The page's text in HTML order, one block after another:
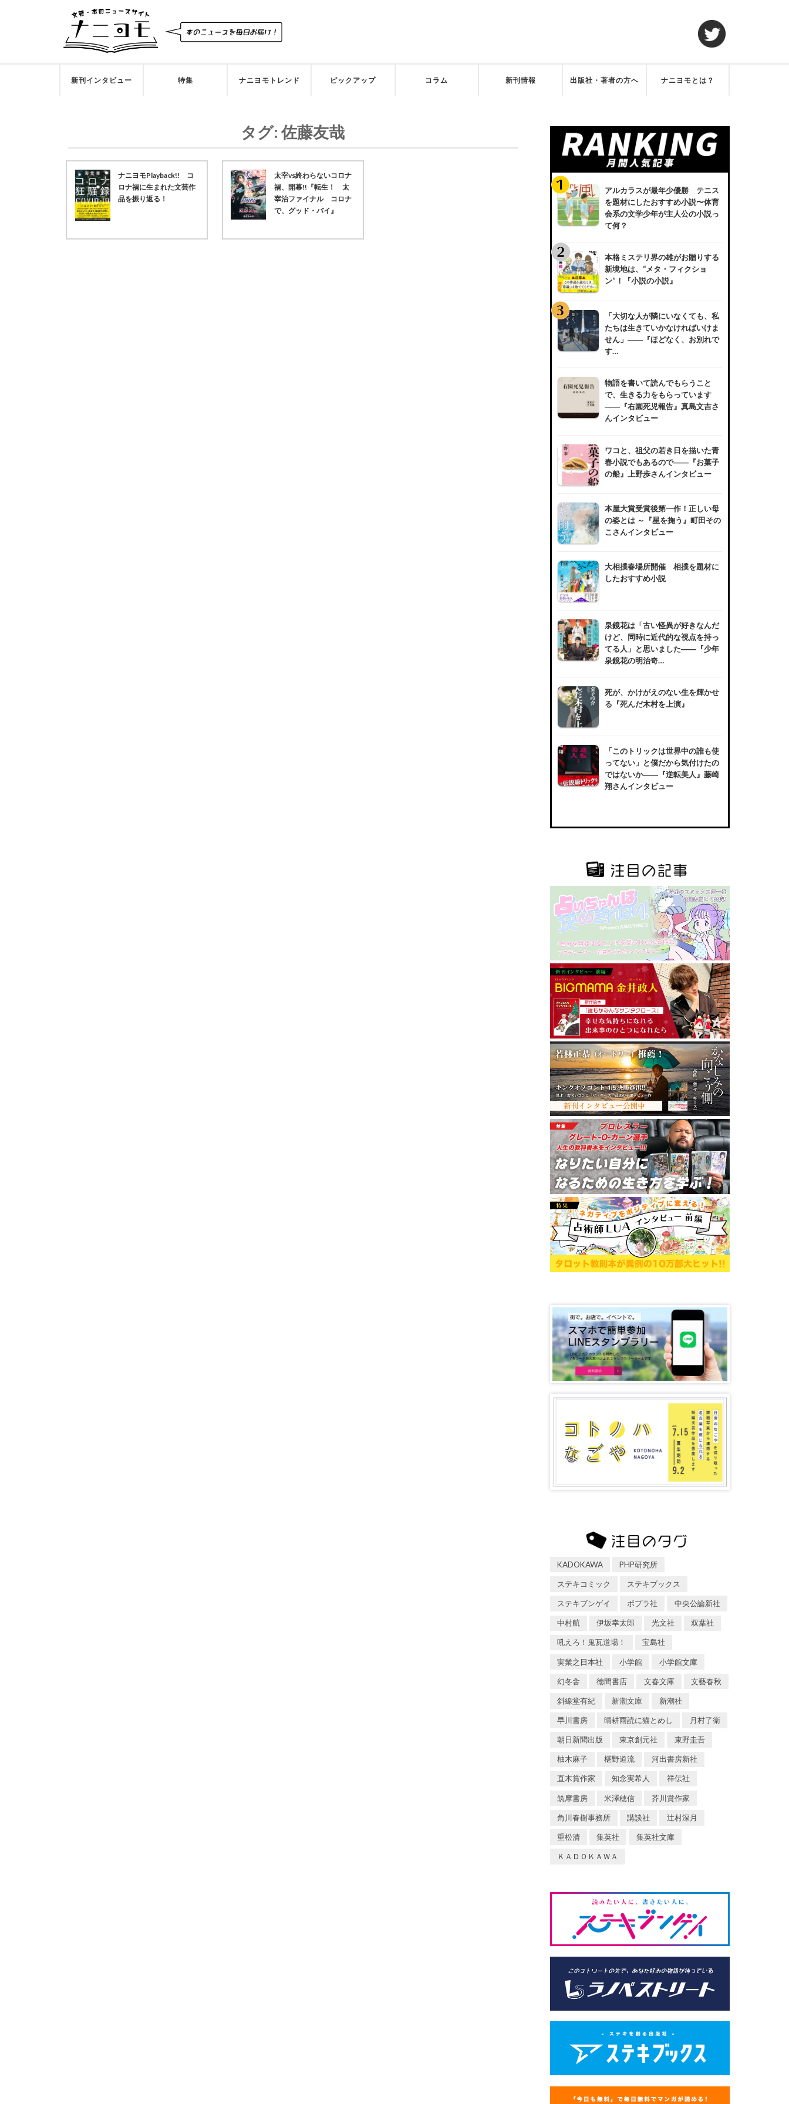
新刊インタビュー 特集 ナニヨモトレンド ピックアップ コラム 新刊情報 出版社・著者の方へ ナニヨモとは？
タグ:佐藤友哉
ナニヨモPlayback!! コ
ロナ禍に生まれた文芸作
品を振り返る！
太宰vs終わらないコロナ
禍、開幕!!『転生！ 太
宰治ファイナル コロナ
で、グッド・バイ』
アルカラスが最年少優勝 テニス
を題材にしたおすすめ小説〜体育
会系の文学少年が主人公の小説っ
て何？
本格ミステリ界の雄がお贈りする
新境地は、“メタ・フィクショ
ン”！『小説の小説』
「大切な人が隣にいなくても、私
たちは生きていかなければいけま
せん」――『ほどなく、お別れで
す…
物語を書いて読んでもらうこと
で、生きる力をもらっています
――『右園死児報告』真島文吉さ
んインタビュー
ワコと、祖父の若き日を描いた青
春小説でもあるので――『お菓子
の船』上野歩さんインタビュー
本屋大賞受賞後第一作！正しい母
の姿とは ～『星を掬う』町田その
こさんインタビュー
大相撲春場所開催 相撲を題材に
したおすすめ小説
泉鏡花は「古い怪異が好きなんだ
けど、同時に近代的な視点を持っ
てる人」と思いました――『少年
泉鏡花の明治奇…
死が、かけがえのない生を輝かせ
る『死んだ木村を上演』
「このトリックは世界中の誰も使
ってない」と僕だから気付けたの
ではないか――『逆転美人』藤崎
翔さんインタビュー
KADOKAWA PHP研究所
ステキコミック ステキブックス
ステキブンゲイ ポプラ社 中央公論新社
中村航 伊坂幸太郎 光文社 双葉社
吼えろ！鬼瓦道場！ 宝島社
実業之日本社 小学館 小学館文庫
幻冬舎 徳間書店 文春文庫 文藝春秋
斜線堂有紀 新潮文庫 新潮社
早川書房 晴耕雨読に猫とめし 月村了衛
朝日新聞出版 東京創元社 東野圭吾
柚木麻子 椹野道流 河出書房新社
直木賞作家 知念実希人 祥伝社
筑摩書房 米澤穂信 芥川賞作家
角川春樹事務所 講談社 辻村深月
重松清 集英社 集英社文庫
ＫＡＤＯＫＡＷＡ